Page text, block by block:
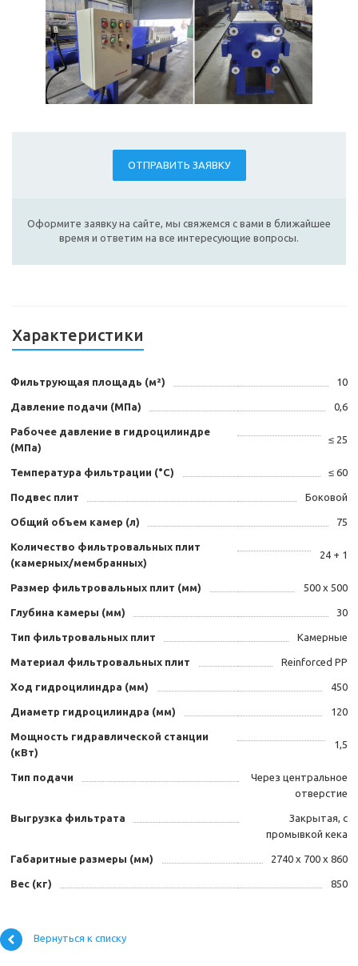
ОТПРАВИТЬ ЗАЯВКУ
Оформите заявку на сайте, мы свяжемся с вами в ближайшее
время и ответим на все интересующие вопросы.
Характеристики
Фильтрующая площадь (м²) 10
Давление подачи (МПа) 0,6
Рабочее давление в гидроцилиндре
(МПа)
≤ 25
Температура фильтрации (°C) ≤ 60
Подвес плит Боковой
Общий объем камер (л) 75
Количество фильтровальных плит
(камерных/мембранных)
24 + 1
Размер фильтровальных плит (мм) 500 х 500
Глубина камеры (мм) 30
Тип фильтровальных плит Камерные
Материал фильтровальных плит Reinforced PP
Ход гидроцилиндра (мм) 450
Диаметр гидроцилиндра (мм) 120
Мощность гидравлической станции
(кВт)
1,5
Тип подачи
Через центральное
отверстие
Выгрузка фильтрата
Закрытая, с
промывкой кека
Габаритные размеры (мм) 2740 х 700 х 860
Вес (кг) 850
Вернуться к списку